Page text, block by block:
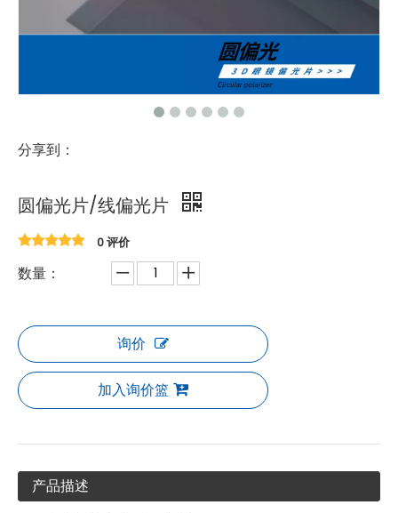
分享到：
圆偏光片/线偏光片
0 评价
数量：
询价
加入询价篮
产品描述